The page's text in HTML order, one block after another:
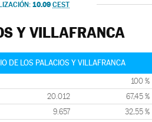
10.09 CEST
Y VILLAFRANCA
DE LOS PALACIOS Y VILLAFRANCA
100 %
20.012 67,45 %
9.657 32,55 %